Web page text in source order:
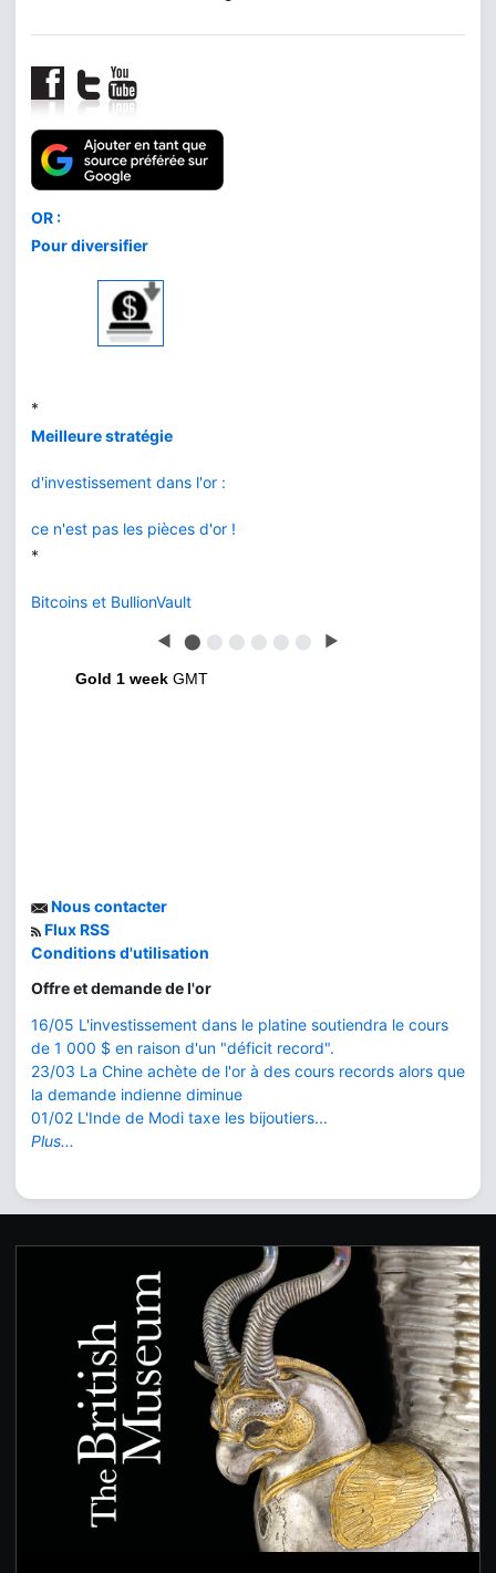
Comment acheter
au meilleur prix
vs BullionVault
*
◀ ⬤ ⬤ ⬤ ⬤ ⬤ ⬤ ▶
Gold 1 week GMT
Nous contacter
Flux RSS
Conditions d'utilisation
Offre et demande de l'or
16/05 L'investissement dans le platine soutiendra le cours
de 1 000 $ en raison d'un "déficit record".
23/03 La Chine achète de l'or à des cours records alors que
la demande indienne diminue
01/02 L'Inde de Modi taxe les bijoutiers...
Plus...